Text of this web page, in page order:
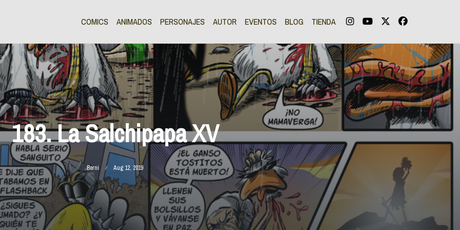
COMICS ANIMADOS PERSONAJES AUTOR EVENTOS BLOG TIENDA
183. La Salchipapa XV
Berni Aug 12, 2019